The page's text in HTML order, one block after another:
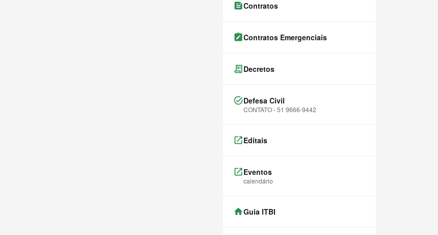
feedContratos
note_altContratos Emergenciais
receipt_long Decretos
task_altDefesa Civil
CONTATO - 51 9666-9442
launchEditais
launchEventos
calendário
homeGuia ITBI